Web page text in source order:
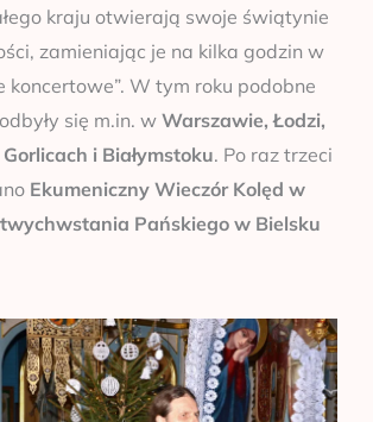
kraju otwierają swoje świątynie
zamieniając je na kilka godzin w
koncertowe”. W tym roku podobne
się m.in. w Warszawie, Łodzi,
i Białymstoku. Po raz trzeci
Ekumeniczny Wieczór Kolęd w
Pańskiego w Bielsku